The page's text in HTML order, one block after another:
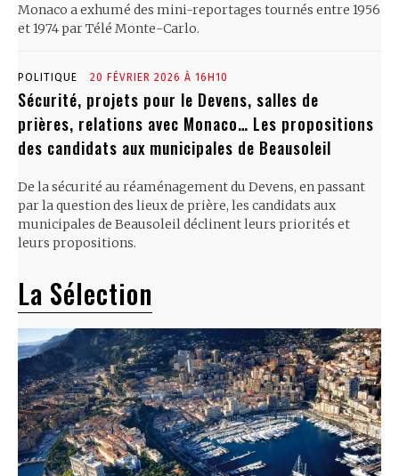
Monaco a exhumé des mini-reportages tournés entre 1956
et 1974 par Télé Monte-Carlo.
POLITIQUE 20 FÉVRIER 2026 À 16H10
Sécurité, projets pour le Devens, salles de
prières, relations avec Monaco… Les propositions
des candidats aux municipales de Beausoleil
De la sécurité au réaménagement du Devens, en passant
par la question des lieux de prière, les candidats aux
municipales de Beausoleil déclinent leurs priorités et
leurs propositions.
La Sélection